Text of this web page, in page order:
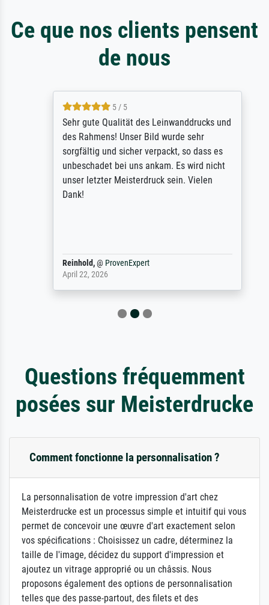
Ce que nos clients pensent
de nous
5 / 5
Sehr gute Qualität des Leinwanddrucks und
des Rahmens! Unser Bild wurde sehr
sorgfältig und sicher verpackt, so dass es
unbeschadet bei uns ankam. Es wird nicht
unser letzter Meisterdruck sein. Vielen
Dank!
Reinhold,@ProvenExpert
April 22, 2026
Questions fréquemment
posées sur Meisterdrucke
Comment fonctionne la personnalisation ?
La personnalisation de votre impression d'art chez
Meisterdrucke est un processus simple et intuitif qui vous
permet de concevoir une œuvre d'art exactement selon
vos spécifications : Choisissez un cadre, déterminez la
taille de l'image, décidez du support d'impression et
ajoutez un vitrage approprié ou un châssis. Nous
proposons également des options de personnalisation
telles que des passe-partout, des filets et des